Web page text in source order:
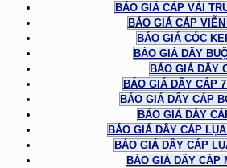
BÁO GIÁ CÁP VẢI
BÁO GIÁ CÁP VIỄN
BÁO GIÁ CÓC
BÁO GIÁ DÂY
BÁO GIÁ DÂY
BÁO GIÁ DÂY CÁP
BÁO GIÁ DÂY CÁP
BÁO GIÁ DÂY
BÁO GIÁ DÂY CÁP
BÁO GIÁ DÂY CÁP
BÁO GIÁ DÂY CÁP